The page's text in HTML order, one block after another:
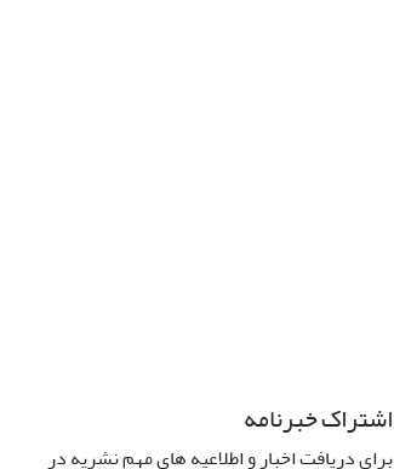
اشتراک خبرنامه
برای دریافت اخبار و اطلاعیه های مهم نشریه در